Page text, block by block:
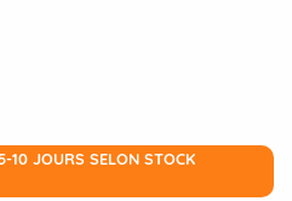
10 JOURS SELON STOCK